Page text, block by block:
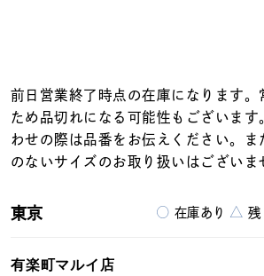
前日営業終了時点の在庫になります。
ため品切れになる可能性もございます
わせの際は品番をお伝えください。ま
のないサイズのお取り扱いはございま
○ 在庫あり △ 残
東京
有楽町マルイ店